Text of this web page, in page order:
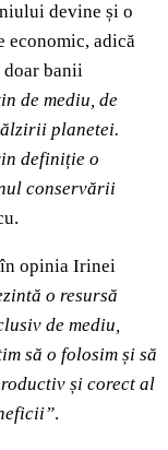
devine și o
economic, adică
doar banii
de mediu, de
planetei.
definiție o
conservării
opinia Irinei
o resursă
de mediu,
să o folosim și să
și corect al
.